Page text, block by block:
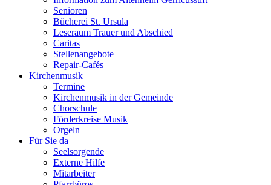
Senioren
Bücherei St. Ursula
Leseraum Trauer und Abschied
Caritas
Stellenangebote
Repair-Cafés
Kirchenmusik
Termine
Kirchenmusik in der Gemeinde
Chorschule
Förderkreise Musik
Orgeln
Für Sie da
Seelsorgende
Externe Hilfe
Mitarbeiter